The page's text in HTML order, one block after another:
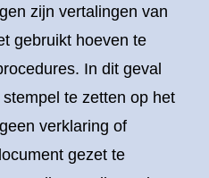
zijn vertalingen van
gebruikt hoeven te
In dit geval
te zetten op het
verklaring of
gezet te